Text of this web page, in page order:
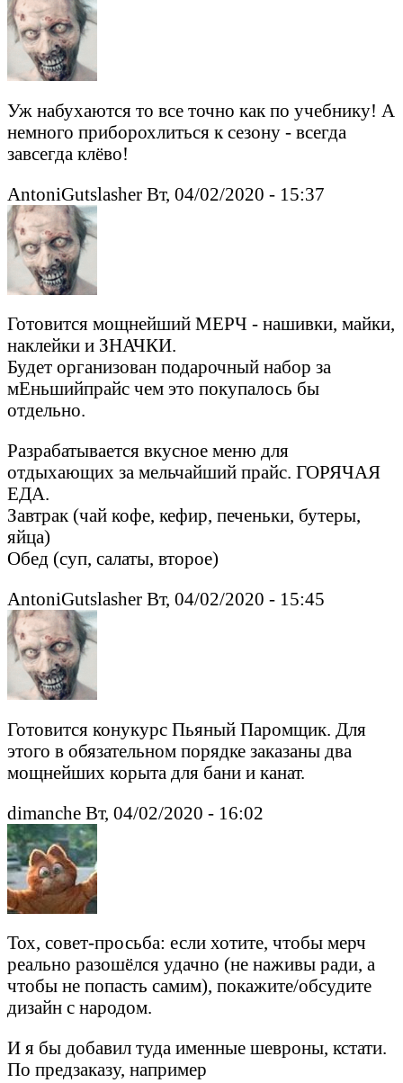
Уж набухаются то все точно как по учебнику! А
немного приборохлиться к сезону - всегда
завсегда клёво!
AntoniGutslasher Вт, 04/02/2020 - 15:37
Готовится мощнейший МЕРЧ - нашивки, майки,
наклейки и ЗНАЧКИ.
Будет организован подарочный набор за
мЕньшийпрайс чем это покупалось бы
отдельно.
Разрабатывается вкусное меню для
отдыхающих за мельчайший прайс. ГОРЯЧАЯ
ЕДА.
Завтрак (чай кофе, кефир, печеньки, бутеры,
яйца)
Обед (суп, салаты, второе)
AntoniGutslasher Вт, 04/02/2020 - 15:45
Готовится конукурс Пьяный Паромщик. Для
этого в обязательном порядке заказаны два
мощнейших корыта для бани и канат.
dimanche Вт, 04/02/2020 - 16:02
Тох, совет-просьба: если хотите, чтобы мерч
реально разошёлся удачно (не наживы ради, а
чтобы не попасть самим), покажите/обсудите
дизайн с народом.
И я бы добавил туда именные шевроны, кстати.
По предзаказу, например